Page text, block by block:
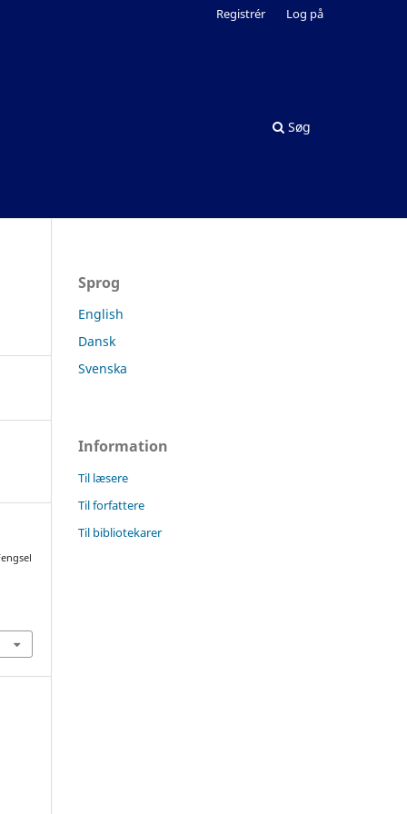
Søg
Registrér Log på
Sprog
English
Dansk
Svenska
Information
Til læsere
Til forfattere
Til bibliotekarer